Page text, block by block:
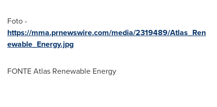
Foto -
https://mma.prnewswire.com/media/2319489/Atlas_Ren
ewable_Energy.jpg
FONTE Atlas Renewable Energy